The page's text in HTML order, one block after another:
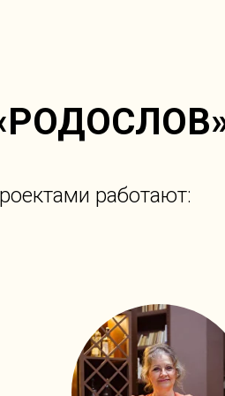
работают: